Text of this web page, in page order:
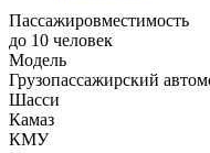
Пассажировместимость
до 10 человек
Модель
Грузопассажирский
Шасси
Камаз
КМУ